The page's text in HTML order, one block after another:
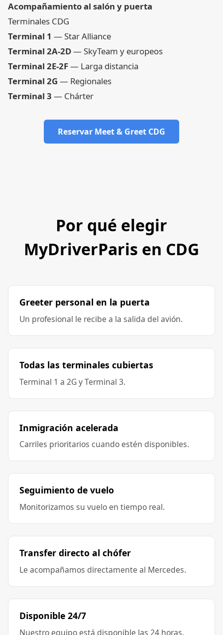
Acompañamiento al salón y puerta
Terminales CDG
Terminal 1 — Star Alliance
Terminal 2A-2D— SkyTeam y europeos
Terminal 2E-2F— Larga distancia
Terminal 2G — Regionales
Terminal 3 — Chárter
Reservar Meet & Greet CDG
Por qué elegir
MyDriverParis en CDG
Greeter personal en la puerta
Un profesional le recibe a la salida del avión.
Todas las terminales cubiertas
Terminal 1 a 2G y Terminal 3.
Inmigración acelerada
Carriles prioritarios cuando estén disponibles.
Seguimiento de vuelo
Monitorizamos su vuelo en tiempo real.
Transfer directo al chófer
Le acompañamos directamente al Mercedes.
Disponible 24/7
Nuestro equipo está disponible las 24 horas.